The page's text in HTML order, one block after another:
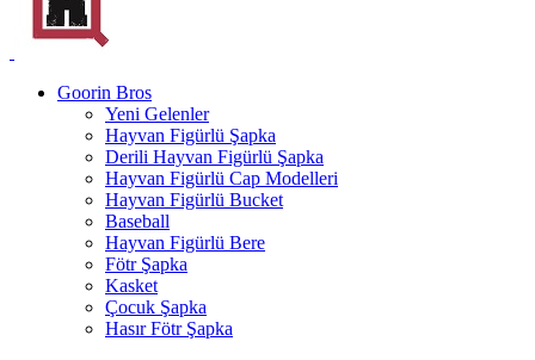
Goorin Bros
Yeni Gelenler
Hayvan Figürlü Şapka
Derili Hayvan Figürlü Şapka
Hayvan Figürlü Cap Modelleri
Hayvan Figürlü Bucket
Baseball
Hayvan Figürlü Bere
Fötr Şapka
Kasket
Çocuk Şapka
Hasır Fötr Şapka